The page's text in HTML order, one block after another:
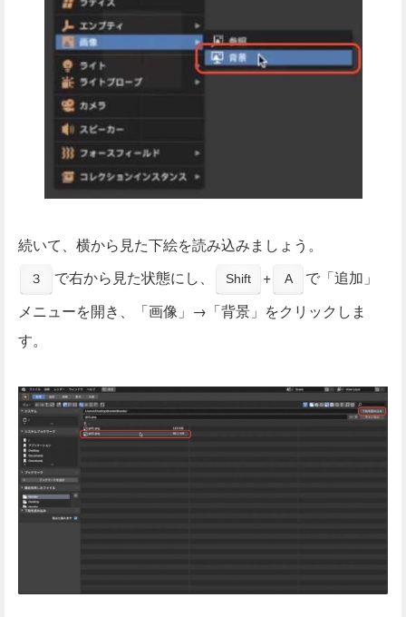
続いて、横から見た下絵を読み込みましょう。
３ で右から見た状態にし、 Shift + A
で「追加」
メニューを開き、「画像」→「背景」をクリックしま
す。